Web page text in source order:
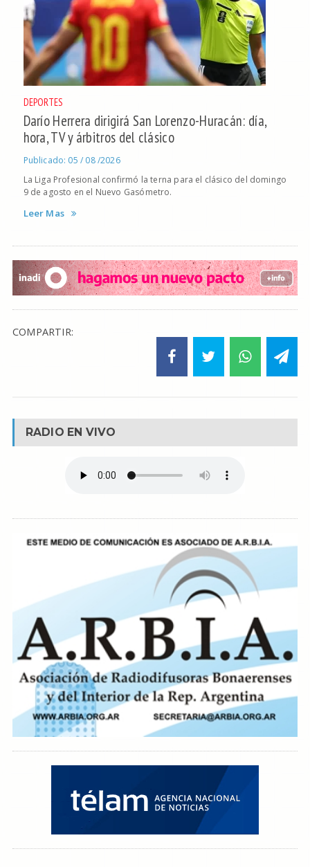
DEPORTES
Darío Herrera dirigirá San Lorenzo-Huracán: día,
hora, TV y árbitros del clásico
Publicado: 05 / 08 /2026
La Liga Profesional confirmó la terna para el clásico del domingo
9 de agosto en el Nuevo Gasómetro.
Leer Mas
COMPARTIR:
RADIO EN VIVO